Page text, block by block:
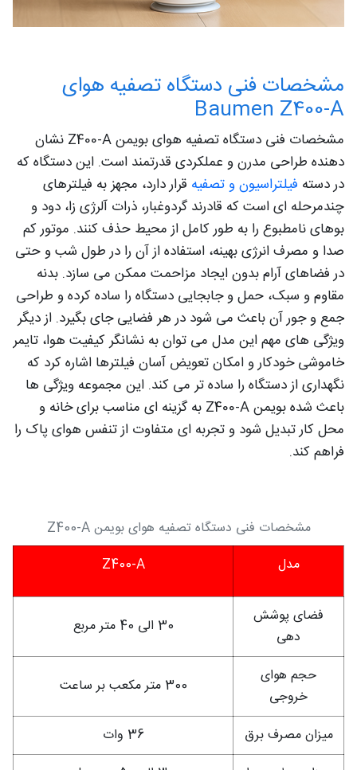
مشخصات فنی دستگاه تصفیه هوای
Baumen Z400-A
مشخصات فنی دستگاه تصفیه هوای بویمن Z400-A نشان‌
دهنده طراحی مدرن و عملکردی قدرتمند است. این دستگاه که
در دسته فیلتراسیون و تصفیه قرار دارد، مجهز به فیلترهای
چندمرحله‌ ای است که قادرند گردوغبار، ذرات آلرژی‌ زا، دود و
بوهای نامطبوع را به‌ طور کامل از محیط حذف کنند. موتور کم‌
صدا و مصرف انرژی بهینه، استفاده از آن را در طول شب و حتی
در فضاهای آرام بدون ایجاد مزاحمت ممکن می‌ سازد. بدنه
مقاوم و سبک، حمل و جابجایی دستگاه را ساده کرده و طراحی
جمع‌ و جور آن باعث می‌ شود در هر فضایی جای بگیرد. از دیگر
ویژگی‌ های مهم این مدل می‌ توان به نشانگر کیفیت هوا، تایمر
خاموشی خودکار و امکان تعویض آسان فیلترها اشاره کرد که
نگهداری از دستگاه را ساده‌ تر می‌ کند. این مجموعه ویژگی‌ ها
باعث شده بویمن Z400-A به گزینه‌ ای مناسب برای خانه و
محل کار تبدیل شود و تجربه‌ ای متفاوت از تنفس هوای پاک را
فراهم کند.
مشخصات فنی دستگاه تصفیه هوای بویمن Z400-A
مدل
Z400-A
فضای پوشش
دهی
30 الی 40 متر مربع
حجم هوای
خروجی
300 متر مکعب بر ساعت
میزان مصرف برق
36 وات